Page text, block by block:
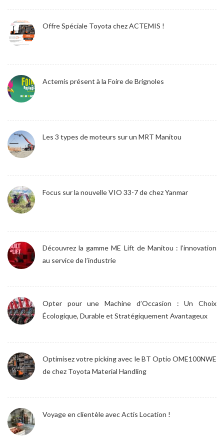
Offre Spéciale Toyota chez ACTEMIS !
Actemis présent à la Foire de Brignoles
Les 3 types de moteurs sur un MRT Manitou
Focus sur la nouvelle VIO 33-7 de chez Yanmar
Découvrez la gamme ME Lift de Manitou : l’innovation
au service de l’industrie
Opter pour une Machine d’Occasion : Un Choix
Écologique, Durable et Stratégiquement Avantageux
Optimisez votre picking avec le BT Optio OME100NWE
de chez Toyota Material Handling
Voyage en clientèle avec Actis Location !